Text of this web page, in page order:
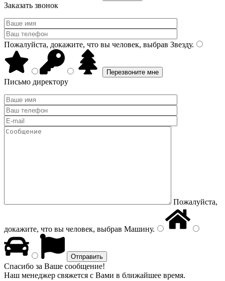
Заказать звонок
Пожалуйста, докажите, что вы человек, выбрав Звезду.
Письмо директору
Пожалуйста,
докажите, что вы человек, выбрав Машину.
Спасибо за Ваше сообщение!
Наш менеджер свяжется с Вами в ближайшее время.